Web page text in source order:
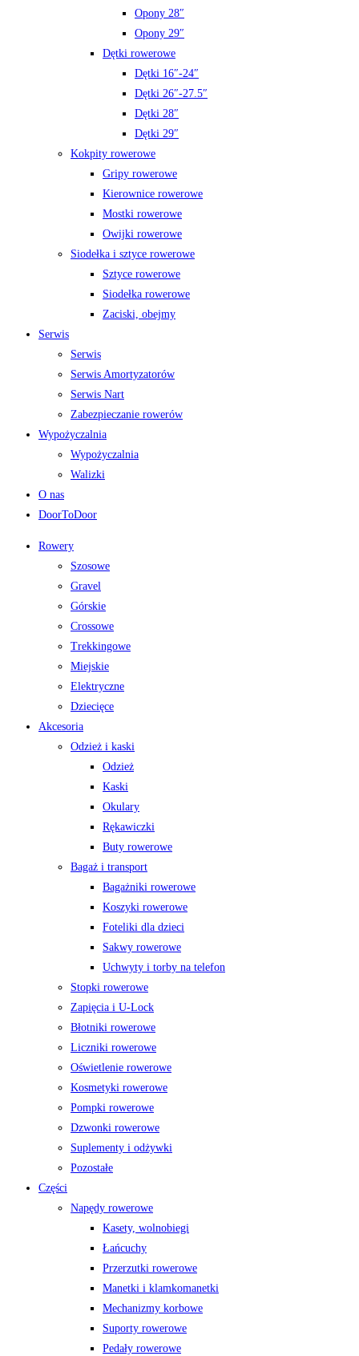
Opony 28″
Opony 29″
Dętki rowerowe
Dętki 16″-24″
Dętki 26″-27.5″
Dętki 28″
Dętki 29″
Kokpity rowerowe
Gripy rowerowe
Kierownice rowerowe
Mostki rowerowe
Owijki rowerowe
Siodełka i sztyce rowerowe
Sztyce rowerowe
Siodełka rowerowe
Zaciski, obejmy
Serwis
Serwis
Serwis Amortyzatorów
Serwis Nart
Zabezpieczanie rowerów
Wypożyczalnia
Wypożyczalnia
Walizki
O nas
DoorToDoor
Rowery
Szosowe
Gravel
Górskie
Crossowe
Trekkingowe
Miejskie
Elektryczne
Dziecięce
Akcesoria
Odzież i kaski
Odzież
Kaski
Okulary
Rękawiczki
Buty rowerowe
Bagaż i transport
Bagażniki rowerowe
Koszyki rowerowe
Foteliki dla dzieci
Sakwy rowerowe
Uchwyty i torby na telefon
Stopki rowerowe
Zapięcia i U-Lock
Błotniki rowerowe
Liczniki rowerowe
Oświetlenie rowerowe
Kosmetyki rowerowe
Pompki rowerowe
Dzwonki rowerowe
Suplementy i odżywki
Pozostałe
Części
Napędy rowerowe
Kasety, wolnobiegi
Łańcuchy
Przerzutki rowerowe
Manetki i klamkomanetki
Mechanizmy korbowe
Suporty rowerowe
Pedały rowerowe